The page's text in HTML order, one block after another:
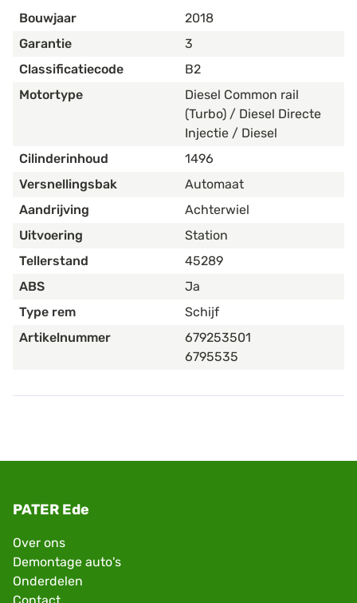
Bouwjaar
2018
Garantie
3
Classificatiecode
B2
Motortype
Diesel Common rail
(Turbo) / Diesel Directe
Injectie / Diesel
Cilinderinhoud
1496
Versnellingsbak
Automaat
Aandrijving
Achterwiel
Uitvoering
Station
Tellerstand
45289
ABS
Ja
Type rem
Schijf
Artikelnummer
679253501
6795535
PATER Ede
Over ons
Demontage auto's
Onderdelen